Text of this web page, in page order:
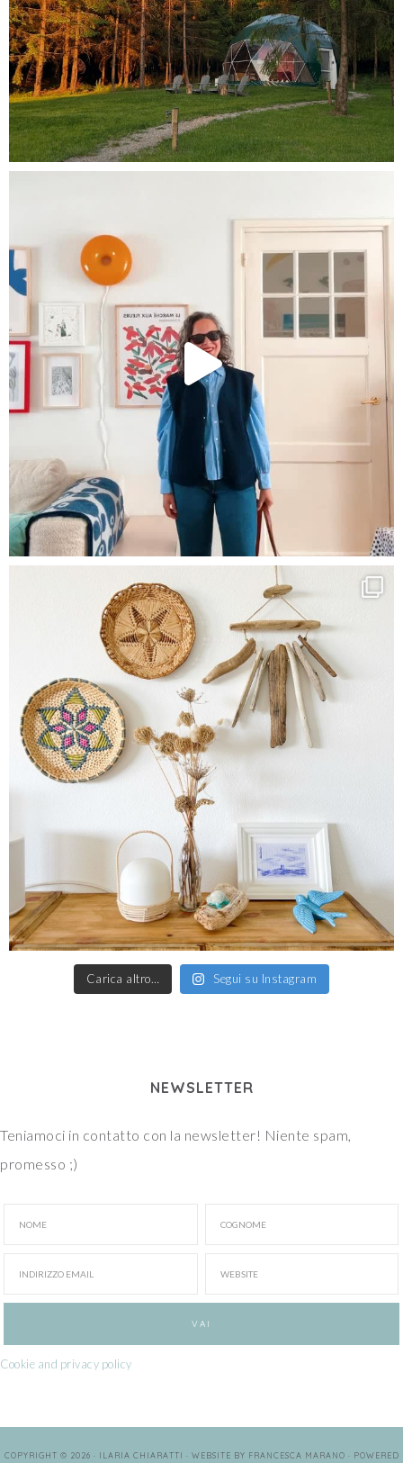
Carica altro… Segui su Instagram
NEWSLETTER
Teniamoci in contatto con la newsletter! Niente spam,
promesso ;)
Cookie and privacy policy
COPYRIGHT © 2026 · ILARIA CHIARATTI · WEBSITE BY FRANCESCA MARANO · POWERED